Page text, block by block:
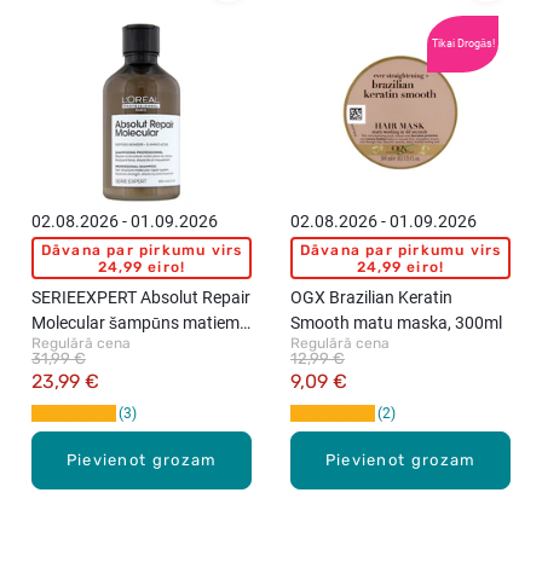
Pievienot grozam
02.08.2026 - 01.09.2026
Dāvana par pirkumu virs
24,99 eiro!
SERIEEXPERT Absolut Repair
Molecular šampūns matiem,
300ml
Regulārā cena
23,99 €
31,99 €
3
Tikai Drogās!
Pievienot grozam
02.08.2026 - 01.09.2026
Dāvana par pirkumu virs
24,99 eiro!
OGX Brazilian Keratin
Smooth matu maska, 300ml
Regulārā cena
9,09 €
12,99 €
2